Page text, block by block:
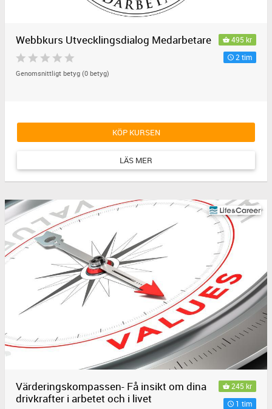
495 kr
2 tim
Webbkurs Utvecklingsdialog Medarbetare
Genomsnittligt betyg (0 betyg)
KÖP KURSEN
LÄS MER
245 kr
1 tim
Värderingskompassen- Få insikt om dina
drivkrafter i arbetet och i livet